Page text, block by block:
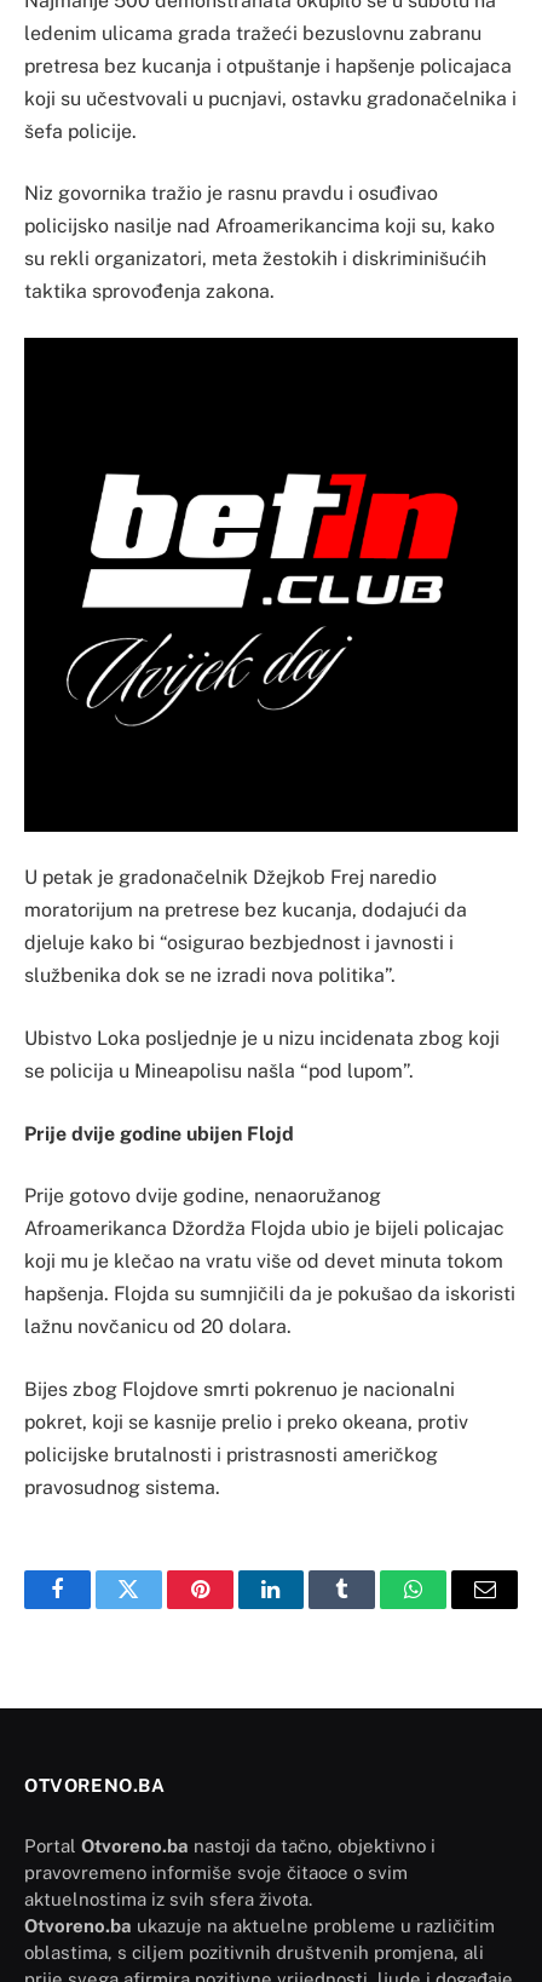
ledenim ulicama grada tražeći bezuslovnu zabranu
pretresa bez kucanja i otpuštanje i hapšenje policajaca
koji su učestvovali u pucnjavi, ostavku gradonačelnika i
šefa policije.
Niz govornika tražio je rasnu pravdu i osuđivao
policijsko nasilje nad Afroamerikancima koji su, kako
su rekli organizatori, meta žestokih i diskriminišućih
taktika sprovođenja zakona.
U petak je gradonačelnik Džejkob Frej naredio
moratorijum na pretrese bez kucanja, dodajući da
djeluje kako bi “osigurao bezbjednost i javnosti i
službenika dok se ne izradi nova politika”.
Ubistvo Loka posljednje je u nizu incidenata zbog koji
se policija u Mineapolisu našla “pod lupom”.
Prije dvije godine ubijen Flojd
Prije gotovo dvije godine, nenaoružanog
Afroamerikanca Džordža Flojda ubio je bijeli policajac
koji mu je klečao na vratu više od devet minuta tokom
hapšenja. Flojda su sumnjičili da je pokušao da iskoristi
lažnu novčanicu od 20 dolara.
Bijes zbog Flojdove smrti pokrenuo je nacionalni
pokret, koji se kasnije prelio i preko okeana, protiv
policijske brutalnosti i pristrasnosti američkog
pravosudnog sistema.
FacebookTwitter PinterestLinkedInTumblr WhatsAppEmail
OTVORENO.BA
Portal Otvoreno.ba nastoji da tačno, objektivno i
pravovremeno informiše svoje čitaoce o svim
aktuelnostima iz svih sfera života.
Otvoreno.ba ukazuje na aktuelne probleme u različitim
oblastima, s ciljem pozitivnih društvenih promjena, ali